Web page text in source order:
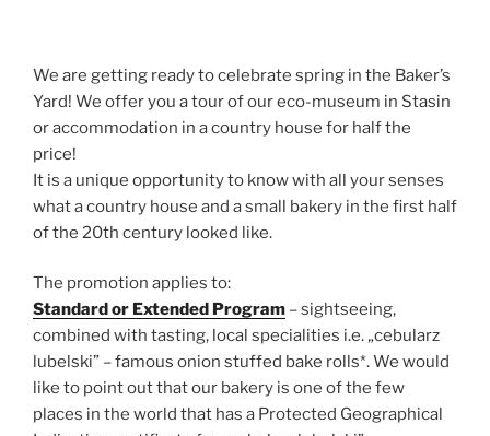
We are getting ready to celebrate spring in the Baker’s
Yard! We offer you a tour of our eco-museum in Stasin
or accommodation in a country house for half the
price!
It is a unique opportunity to know with all your senses
what a country house and a small bakery in the first half
of the 20th century looked like.
The promotion applies to:
Standard or Extended Program – sightseeing,
combined with tasting, local specialities i.e. „cebularz
lubelski” – famous onion stuffed bake rolls*. We would
like to point out that our bakery is one of the few
places in the world that has a Protected Geographical